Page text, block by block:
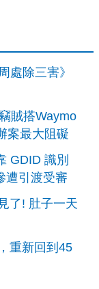
處除三害》
賊搭Waymo
案最大阻礙
GDID 識別
遭引渡受審
了! 肚子一天
重新回到45